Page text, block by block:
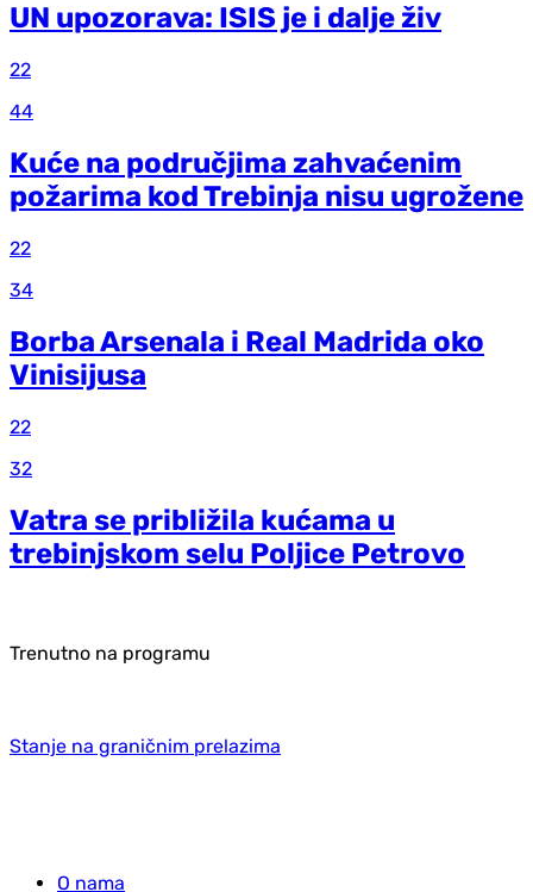
UN upozorava: ISIS je i dalje živ
22
44
Kuće na područjima zahvaćenim
požarima kod Trebinja nisu ugrožene
22
34
Borba Arsenala i Real Madrida oko
Vinisijusa
22
32
Vatra se približila kućama u
trebinjskom selu Poljice Petrovo
Trenutno na programu
Stanje na graničnim prelazima
O nama